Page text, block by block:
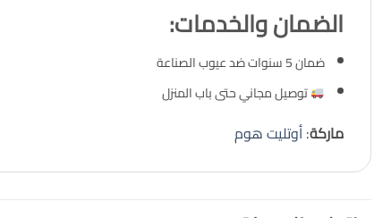
الضمان والخدمات:
ضمان 5 سنوات ضد عيوب الصناعة
توصيل مجاني حتى باب المنزل
ماركة:أوتليت هوم